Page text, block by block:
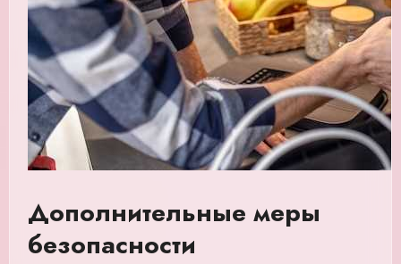
Дополнительные меры
безопасности